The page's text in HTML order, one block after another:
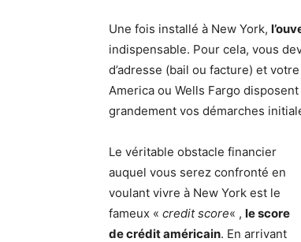
Une fois installé à New York,
indispensable. Pour cela, vous
d’adresse (bail ou facture) et
America ou Wells Fargo
grandement vos démarches
Le véritable obstacle financier
auquel vous serez confronté en
voulant vivre à New York est le
fameux « credit score« , le score
de crédit américain. En arrivant